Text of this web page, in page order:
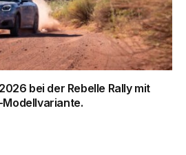
bei der Rebelle Rally mit